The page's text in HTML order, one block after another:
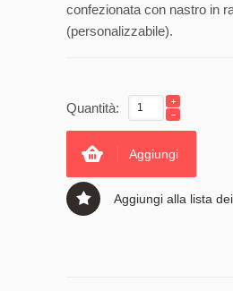
confezionata con nastro in
(personalizzabile).
Quantità:
Aggiungi
Aggiungi alla lista